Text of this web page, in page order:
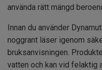
använda rätt mängd
Innan du använder
noggrant läser igenom
bruksanvisningen.
vatten och kan vid felaktig